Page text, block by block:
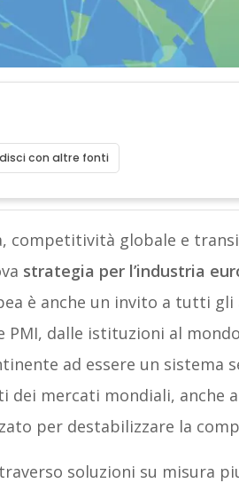
con altre fonti
competitività globale e
strategia per l’industria
è anche un invito a tutti
PMI, dalle istituzioni al
ad essere un sistema
dei mercati mondiali, anche
per destabilizzare la
soluzioni su misura